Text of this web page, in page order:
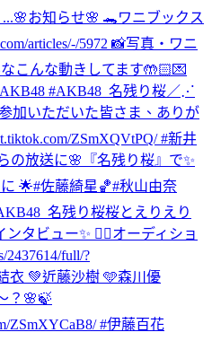
🌸お知らせ🌸 🐊ワニブックス
articles/-/5972 📸写真・ワニ
こんな動きしてます🤲🏻💌
#AKB48_名残り桜／⋰
加いただいた皆さま、ありが
ZSmXQVtPQ/ #新井
の放送に🌸『名残り桜』で✨
🌟#佐藤綺星🏀#秋山由奈
名残り桜桜とえりえり
タビュー✨ ❤️‍🔥オーディショ
full/?
衣 💚近藤沙樹 🩵森川優
？🌸🍃
ZSmXYCaB8/ #伊藤百花